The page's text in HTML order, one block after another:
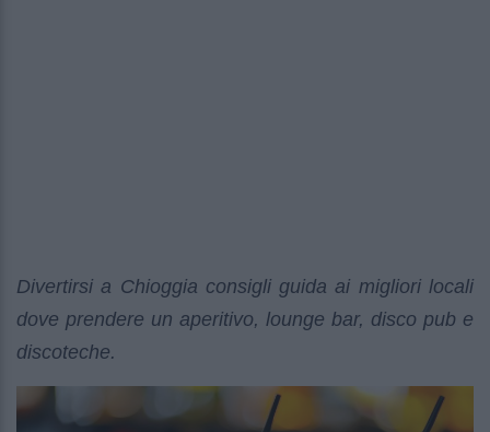
Divertirsi a Chioggia consigli guida ai migliori locali
dove prendere un aperitivo, lounge bar, disco pub e
discoteche.